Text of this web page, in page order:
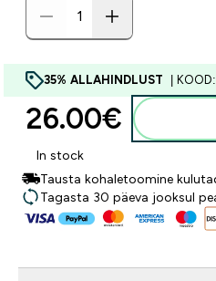
35% ALLAHINDLUST | KOOD:
26.00€‎
In stock
Tausta kohaletoomine
Tagasta 30 päeva jooksul